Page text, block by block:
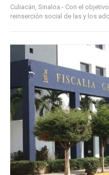
Culiacán, Sinaloa.- Con el
reinserción social de las y los